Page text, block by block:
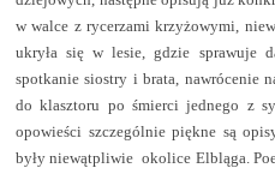
w walce z rycerzami krzyżowymi,
ukryła się w lesie, gdzie sprawuje
spotkanie siostry i brata, nawrócenie
do klasztoru po śmierci jednego z
opowieści szczególnie piękne są
były niewątpliwie okolice Elbląga.